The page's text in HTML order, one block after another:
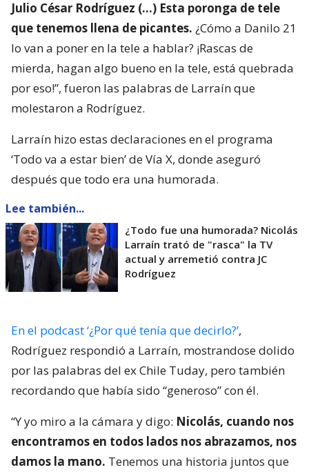
Julio César Rodríguez (…) Esta poronga de tele
que tenemos llena de picantes. ¿Cómo a Danilo 21
lo van a poner en la tele a hablar? ¡Rascas de
mierda, hagan algo bueno en la tele, está quebrada
por eso!”, fueron las palabras de Larraín que
molestaron a Rodríguez.
Larraín hizo estas declaraciones en el programa
‘Todo va a estar bien’ de Vía X, donde aseguró
después que todo era una humorada.
Lee también...
¿Todo fue una humorada? Nicolás
Larraín trató de "rasca" la TV
actual y arremetió contra JC
Rodríguez
En el podcast ‘¿Por qué tenía que decirlo?’,
Rodríguez respondió a Larraín, mostrandose dolido
por las palabras del ex Chile Tuday, pero también
recordando que había sido “generoso” con él.
“Y yo miro a la cámara y digo: Nicolás, cuando nos
encontramos en todos lados nos abrazamos, nos
damos la mano. Tenemos una historia juntos que